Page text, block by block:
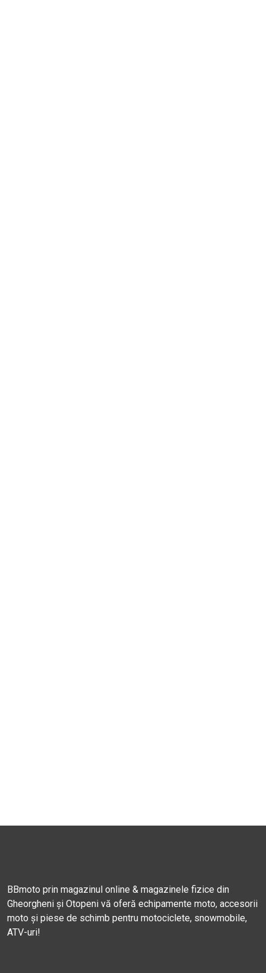
BBmoto prin magazinul online & magazinele fizice din
Gheorgheni și Otopeni vă oferă echipamente moto, accesorii
moto și piese de schimb pentru motociclete, snowmobile,
ATV-uri!